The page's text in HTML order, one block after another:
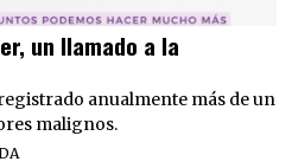
un llamado a la
anualmente más de un
malignos.